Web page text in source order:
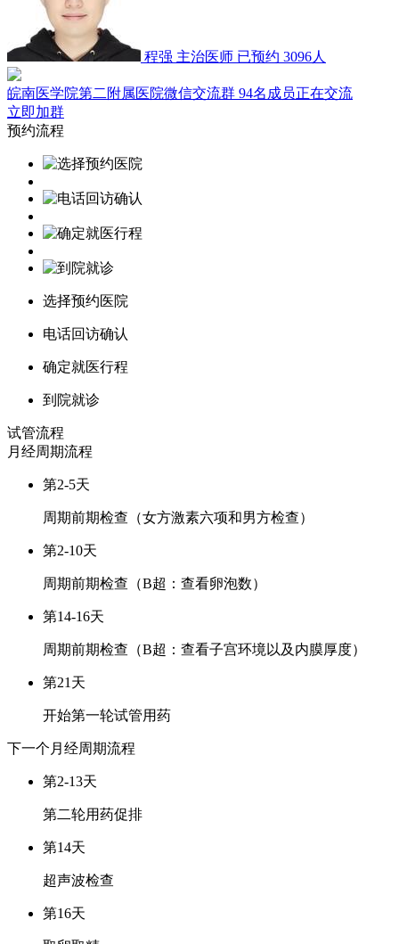
程强 主治医师 已预约 3096人
皖南医学院第二附属医院微信交流群 94名成员正在交流
立即加群
预约流程
选择预约医院
电话回访确认
确定就医行程
到院就诊
试管流程
月经周期流程
第2-5天
周期前期检查（女方激素六项和男方检查）
第2-10天
周期前期检查（B超：查看卵泡数）
第14-16天
周期前期检查（B超：查看子宫环境以及内膜厚度）
第21天
开始第一轮试管用药
下一个月经周期流程
第2-13天
第二轮用药促排
第14天
超声波检查
第16天